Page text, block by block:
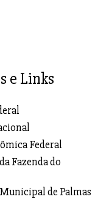
e Links
Federal
Fazenda do
de Palmas